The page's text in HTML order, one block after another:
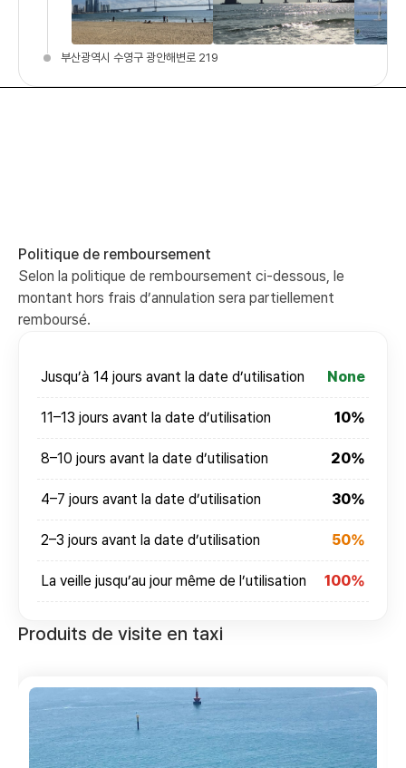
부산광역시 수영구 광안해변로 219
Politique de remboursement
Selon la politique de remboursement ci-dessous, le
montant hors frais d’annulation sera partiellement
remboursé.
Jusqu’à 14 jours avant la date d’utilisation None
11–13 jours avant la date d’utilisation 10%
8–10 jours avant la date d’utilisation 20%
4–7 jours avant la date d’utilisation 30%
2–3 jours avant la date d’utilisation 50%
La veille jusqu’au jour même de l’utilisation 100%
Produits de visite en taxi